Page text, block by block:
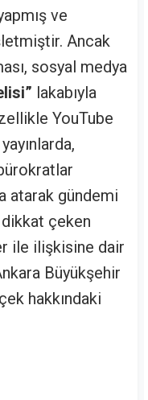
ve
Ancak
sosyal medya
lakabıyla
YouTube
atarak gündemi
çeken
ile ilişkisine dair
Büyükşehir
hakkındaki